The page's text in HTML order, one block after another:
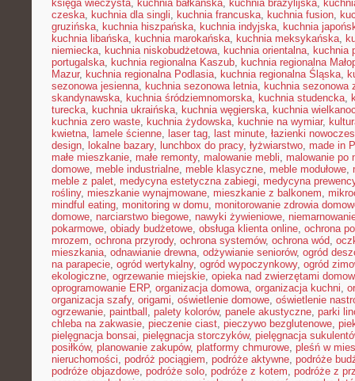
księga wieczysta, kuchnia bałkańska, kuchnia brazylijska,
czeska, kuchnia dla singli, kuchnia francuska, kuchnia fusion,
gruzińska, kuchnia hiszpańska, kuchnia indyjska, kuchnia
kuchnia libańska, kuchnia marokańska, kuchnia meksykańska,
niemiecka, kuchnia niskobudżetowa, kuchnia orientalna, kuchnia
portugalska, kuchnia regionalna Kaszub, kuchnia regionalna
Mazur, kuchnia regionalna Podlasia, kuchnia regionalna Śląska,
sezonowa jesienna, kuchnia sezonowa letnia, kuchnia sezonowa
skandynawska, kuchnia śródziemnomorska, kuchnia studencka,
turecka, kuchnia ukraińska, kuchnia węgierska, kuchnia
kuchnia zero waste, kuchnia żydowska, kuchnie na wymiar,
kwietna, lamele ścienne, laser tag, last minute, łazienki
design, lokalne bazary, lunchbox do pracy, łyżwiarstwo, made in
małe mieszkanie, małe remonty, malowanie mebli, malowanie po
domowe, meble industrialne, meble klasyczne, meble modułowe,
meble z palet, medycyna estetyczna zabiegi, medycyna
rośliny, mieszkanie wynajmowane, mieszkanie z balkonem,
mindful eating, monitoring w domu, monitorowanie zdrowia
domowe, narciarstwo biegowe, nawyki żywieniowe,
pokarmowe, obiady budżetowe, obsługa klienta online, ochrona
mrozem, ochrona przyrody, ochrona systemów, ochrona wód,
mieszkania, odnawianie drewna, odżywianie seniorów, ogród
na parapecie, ogród wertykalny, ogród wypoczynkowy, ogród
ekologiczne, ogrzewanie miejskie, opieka nad zwierzętami
oprogramowanie ERP, organizacja domowa, organizacja kuchni,
organizacja szafy, origami, oświetlenie domowe, oświetlenie
ogrzewanie, paintball , palety kolorów, panele akustyczne, parki
chleba na zakwasie, pieczenie ciast, pieczywo bezglutenowe,
pielęgnacja bonsai, pielęgnacja storczyków, pielęgnacja
posiłków, planowanie zakupów, platformy chmurowe, pleśń w
nieruchomości, podróż pociągiem, podróże aktywne, podróże
podróże objazdowe, podróże solo, podróże z kotem, podróże z